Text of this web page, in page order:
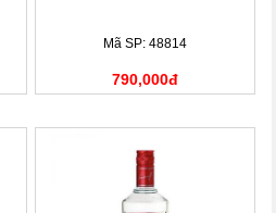
Mã SP: 48814
790,000đ